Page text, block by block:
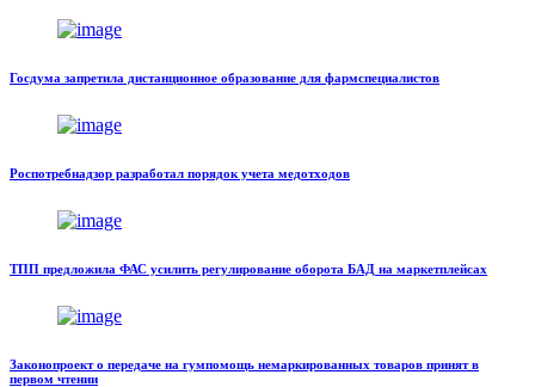
Госдума запретила дистанционное образование для фармспециалистов
Роспотребнадзор разработал порядок учета медотходов
ТПП предложила ФАС усилить регулирование оборота БАД на маркетплейсах
Законопроект о передаче на гумпомощь немаркированных товаров принят в
первом чтении